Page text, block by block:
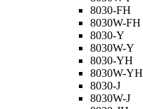
8030-FH
8030W-FH
8030-Y
8030W-Y
8030-YH
8030W-YH
8030-J
8030W-J